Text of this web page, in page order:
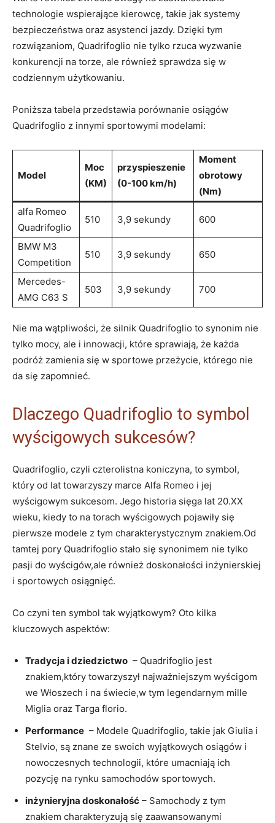
technologie wspierające kierowcę, takie jak systemy
bezpieczeństwa ​oraz asystenci jazdy. Dzięki ⁢tym‍
rozwiązaniom, Quadrifoglio nie‌ tylko rzuca wyzwanie
konkurencji na⁤ torze,⁢ ale również sprawdza się w
codziennym⁤ użytkowaniu.
Poniższa​ tabela przedstawia porównanie osiągów
Quadrifoglio z innymi sportowymi modelami:
Model
Moc
(KM)
przyspieszenie
(0-100 km/h)
Moment
obrotowy
(Nm)
alfa Romeo
Quadrifoglio
510 3,9 sekundy 600
BMW M3
Competition
510 3,9 sekundy 650
Mercedes-
AMG ​C63 S
503 3,9 sekundy 700
Nie ma ‍wątpliwości, że silnik ⁤Quadrifoglio to synonim ​nie
tylko ⁢mocy, ale​ i innowacji, które ‍sprawiają, że⁢ każda
podróż zamienia się ‌w sportowe przeżycie, którego nie
da się zapomnieć.
Dlaczego Quadrifoglio to symbol
wyścigowych sukcesów?
Quadrifoglio, czyli czterolistna koniczyna, to symbol,
który ‌od lat towarzyszy⁣ marce⁢ Alfa ​Romeo i⁣ jej
wyścigowym sukcesom. Jego historia sięga lat 20.XX
wieku, ​kiedy to na torach wyścigowych pojawiły się
pierwsze modele⁣ z tym charakterystycznym ‌znakiem.Od
tamtej⁢ pory ​Quadrifoglio stało⁤ się synonimem nie⁣ tylko
pasji do wyścigów,ale również⁤ doskonałości‍ inżynierskiej‍
i sportowych osiągnięć.
Co ‍czyni ten symbol tak wyjątkowym? Oto kilka
kluczowych aspektów:
Tradycja i ⁤dziedzictwo ‌ –⁢ Quadrifoglio ​jest
znakiem,który⁢ towarzyszył najważniejszym wyścigom
⁤we Włoszech i⁤ na​ świecie,w tym ⁢legendarnym mille
Miglia oraz Targa florio.
Performance ⁣ – Modele Quadrifoglio, takie ‍jak Giulia⁤ i
Stelvio, ‌są znane ze‍ swoich​ wyjątkowych ‍osiągów i
nowoczesnych technologii, ⁣które umacniają ich
pozycję na rynku samochodów sportowych.
inżynieryjna doskonałość – Samochody⁤ z tym
znakiem charakteryzują się ⁣zaawansowanymi